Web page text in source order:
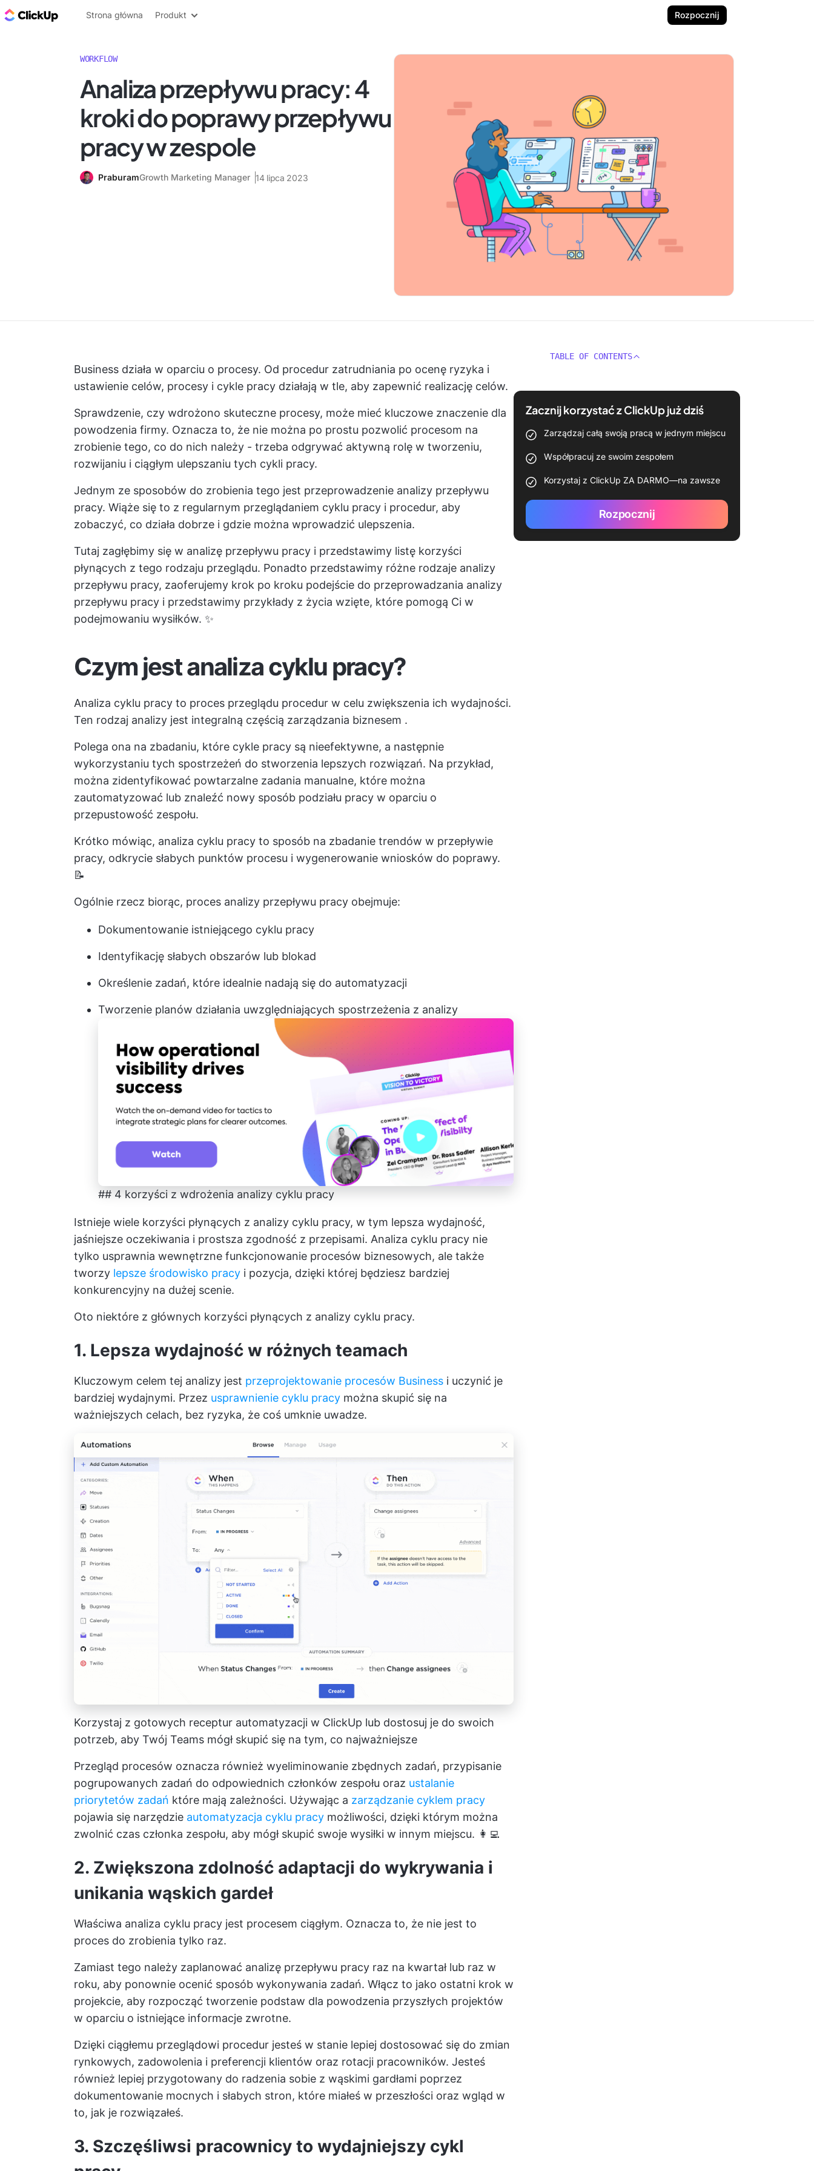
ClickUp Blog
Strona główna Produkt Rozpocznij
WORKFLOW
Analiza przepływu pracy: 4
kroki do poprawy przepływu
pracy w zespole
PraburamGrowth Marketing Manager 14 lipca 2023
Business działa w oparciu o procesy. Od procedur zatrudniania po ocenę ryzyka i
ustawienie celów, procesy i cykle pracy działają w tle, aby zapewnić realizację celów.
Sprawdzenie, czy wdrożono skuteczne procesy, może mieć kluczowe znaczenie dla
powodzenia firmy. Oznacza to, że nie można po prostu pozwolić procesom na
zrobienie tego, co do nich należy - trzeba odgrywać aktywną rolę w tworzeniu,
rozwijaniu i ciągłym ulepszaniu tych cykli pracy.
Jednym ze sposobów do zrobienia tego jest przeprowadzenie analizy przepływu
pracy. Wiąże się to z regularnym przeglądaniem cyklu pracy i procedur, aby
zobaczyć, co działa dobrze i gdzie można wprowadzić ulepszenia.
Tutaj zagłębimy się w analizę przepływu pracy i przedstawimy listę korzyści
płynących z tego rodzaju przeglądu. Ponadto przedstawimy różne rodzaje analizy
przepływu pracy, zaoferujemy krok po kroku podejście do przeprowadzania analizy
przepływu pracy i przedstawimy przykłady z życia wzięte, które pomogą Ci w
podejmowaniu wysiłków. ✨
Czym jest analiza cyklu pracy?
Analiza cyklu pracy to proces przeglądu procedur w celu zwiększenia ich wydajności.
Ten rodzaj analizy jest integralną częścią zarządzania biznesem .
Polega ona na zbadaniu, które cykle pracy są nieefektywne, a następnie
wykorzystaniu tych spostrzeżeń do stworzenia lepszych rozwiązań. Na przykład,
można zidentyfikować powtarzalne zadania manualne, które można
zautomatyzować lub znaleźć nowy sposób podziału pracy w oparciu o
przepustowość zespołu.
Krótko mówiąc, analiza cyklu pracy to sposób na zbadanie trendów w przepływie
pracy, odkrycie słabych punktów procesu i wygenerowanie wniosków do poprawy.
📝
Ogólnie rzecz biorąc, proces analizy przepływu pracy obejmuje:
Dokumentowanie istniejącego cyklu pracy
Identyfikację słabych obszarów lub blokad
Określenie zadań, które idealnie nadają się do automatyzacji
Tworzenie planów działania uwzględniających spostrzeżenia z analizy
## 4 korzyści z wdrożenia analizy cyklu pracy
Istnieje wiele korzyści płynących z analizy cyklu pracy, w tym lepsza wydajność,
jaśniejsze oczekiwania i prostsza zgodność z przepisami. Analiza cyklu pracy nie
tylko usprawnia wewnętrzne funkcjonowanie procesów biznesowych, ale także
tworzy lepsze środowisko pracy i pozycja, dzięki której będziesz bardziej
konkurencyjny na dużej scenie.
Oto niektóre z głównych korzyści płynących z analizy cyklu pracy.
1. Lepsza wydajność w różnych teamach
Kluczowym celem tej analizy jest przeprojektowanie procesów Business i uczynić je
bardziej wydajnymi. Przez usprawnienie cyklu pracy można skupić się na
ważniejszych celach, bez ryzyka, że coś umknie uwadze.
Korzystaj z gotowych receptur automatyzacji w ClickUp lub dostosuj je do swoich
potrzeb, aby Twój Teams mógł skupić się na tym, co najważniejsze
Przegląd procesów oznacza również wyeliminowanie zbędnych zadań, przypisanie
pogrupowanych zadań do odpowiednich członków zespołu oraz ustalanie
priorytetów zadań które mają zależności. Używając a zarządzanie cyklem pracy
pojawia się narzędzie automatyzacja cyklu pracy możliwości, dzięki którym można
zwolnić czas członka zespołu, aby mógł skupić swoje wysiłki w innym miejscu. 👩‍💻
2. Zwiększona zdolność adaptacji do wykrywania i
unikania wąskich gardeł
Właściwa analiza cyklu pracy jest procesem ciągłym. Oznacza to, że nie jest to
proces do zrobienia tylko raz.
Zamiast tego należy zaplanować analizę przepływu pracy raz na kwartał lub raz w
roku, aby ponownie ocenić sposób wykonywania zadań. Włącz to jako ostatni krok w
projekcie, aby rozpocząć tworzenie podstaw dla powodzenia przyszłych projektów
w oparciu o istniejące informacje zwrotne.
Dzięki ciągłemu przeglądowi procedur jesteś w stanie lepiej dostosować się do zmian
rynkowych, zadowolenia i preferencji klientów oraz rotacji pracowników. Jesteś
również lepiej przygotowany do radzenia sobie z wąskimi gardłami poprzez
dokumentowanie mocnych i słabych stron, które miałeś w przeszłości oraz wgląd w
to, jak je rozwiązałeś.
3. Szczęśliwsi pracownicy to wydajniejszy cykl
TABLE OF CONTENTS
Zacznij korzystać z ClickUp już dziś
Zarządzaj całą swoją pracą w jednym miejscu
Współpracuj ze swoim zespołem
Korzystaj z ClickUp ZA DARMO—na zawsze
Rozpocznij